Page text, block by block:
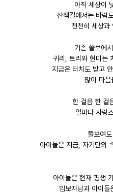
아직 세상이
산책길에서는 바람
천천히 세상과
기존 쫄보에
귀리, 트리와 현미는
지금은 터치도 받고
많이 마음
한 걸음 한 걸
얼마나 사랑
쫄보여
아이들은 지금, 자기만의
아이들은 현재 평생
임보자님과 아이들